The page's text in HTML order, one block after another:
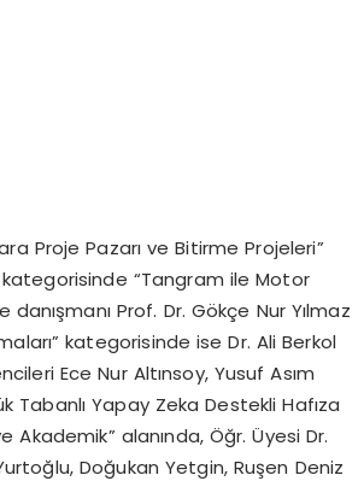
Proje Pazarı ve Bitirme Projeleri”
kategorisinde “Tangram ile Motor
Prof. Dr. Gökçe Nur Yılmaz
kategorisinde ise Dr. Ali Berkol
Ece Nur Altınsoy, Yusuf Asım
Tabanlı Yapay Zeka Destekli Hafıza
Akademik” alanında, Öğr. Üyesi Dr.
Doğukan Yetgin, Ruşen Deniz